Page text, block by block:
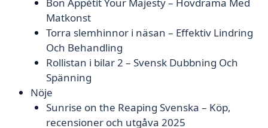
Matkonst
Torra slemhinnor i näsan – Effektiv Lindring
Och Behandling
Rollistan i bilar 2 – Svensk Dubbning Och
Spänning
Nöje
Sunrise on the Reaping Svenska – Köp,
recensioner och utgåva 2025